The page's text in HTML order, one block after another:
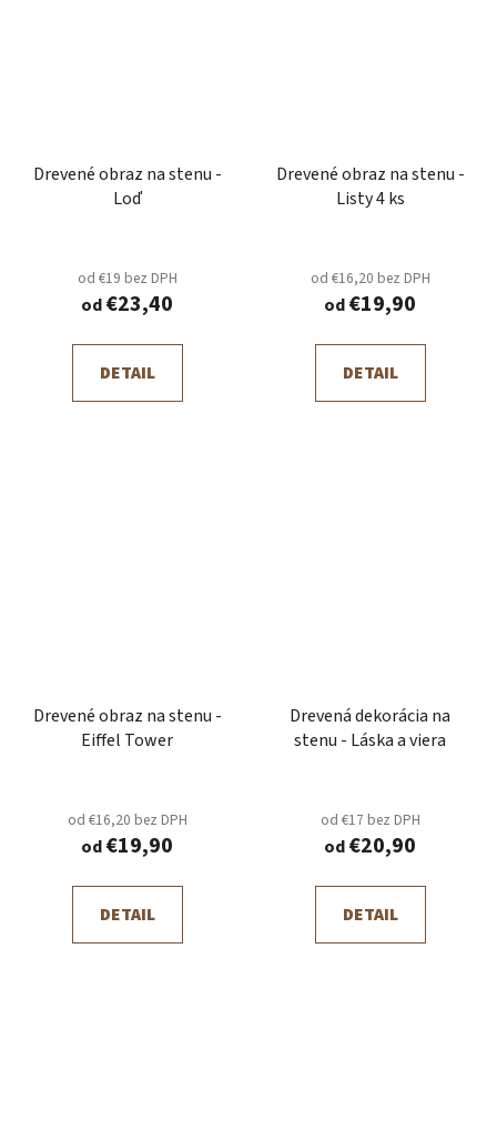
Drevené obraz na stenu -
Loď
od €19 bez DPH
od€23,40
DETAIL
Drevené obraz na stenu -
Listy 4 ks
od €16,20 bez DPH
od€19,90
DETAIL
Drevené obraz na stenu -
Eiffel Tower
od €16,20 bez DPH
od€19,90
DETAIL
Drevená dekorácia na
stenu - Láska a viera
od €17 bez DPH
od€20,90
DETAIL